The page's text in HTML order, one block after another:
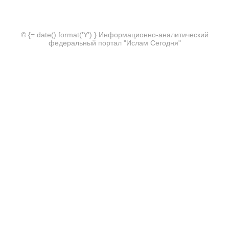
© {= date().format('Y') } Информационно-аналитический
федеральный портал "Ислам Сегодня"